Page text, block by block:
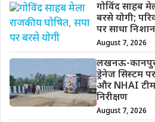
गोविंद साहब
बरसे योगी;
पर साधा
August 7, 2026
लखनऊ-कानपुर
ड्रेनेज सिस्टम
और NHAI
निरीक्षण
August 7, 2026